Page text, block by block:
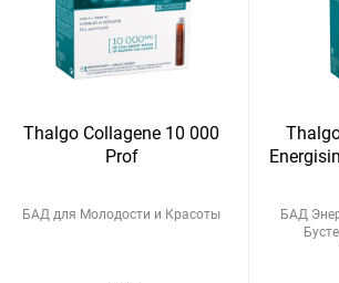
30
120
Thalgo Collagene 10 000
Prof
БАД для Молодости и Красоты
БАД